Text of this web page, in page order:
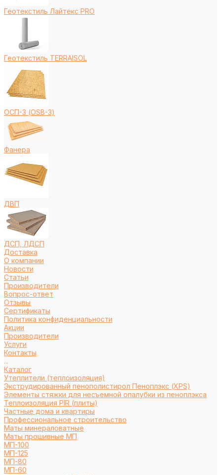
Геотекстиль Лайтекс PRO
Геотекстиль TERRAISOL
ОСП-3 (OSB-3)
Фанера
ДВП
ДСП, ЛДСП
Доставка
О компании
Новости
Статьи
Производители
Вопрос-ответ
Отзывы
Сертификаты
Политика конфиденциальности
Акции
Производители
Услуги
Контакты
...
Каталог
Утеплители (теплоизоляция)
Экструдированный пенополистирол Пеноплэкс (XPS)
Элементы стяжки для несъемной опалубки из пеноплэкса
Теплоизоляция PIR (плиты)
Частные дома и квартиры
Профессиональное строительство
Маты минераловатные
Маты прошивные МП
МП-100
МП-125
МП-80
МП-60